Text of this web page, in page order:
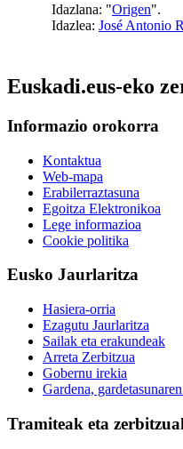
Idazlana: "Origen".
Idazlea: José Antonio
Euskadi.eus-eko
Informazio orokorra
Kontaktua
Web-mapa
Erabilerraztasuna
Egoitza Elektronikoa
Lege informazioa
Cookie politika
Eusko Jaurlaritza
Hasiera-orria
Ezagutu Jaurlaritza
Sailak eta erakundeak
Arreta Zerbitzua
Gobernu irekia
Gardena,
Tramiteak eta